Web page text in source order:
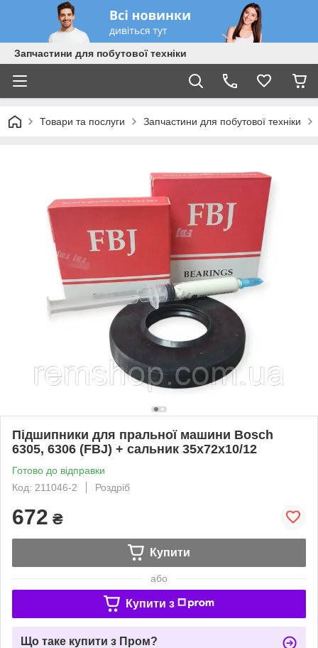
Запчастини для побутової техніки
Товари та послуги Запчастини для побутової техніки
Підшипники для пральної машини Bosch
6305, 6306 (FBJ) + сальник 35x72x10/12
Готово до відправки
Код: 211046-2
Роздріб
672 ₴
Купити
або
Купити з
Що таке купити з Пром?